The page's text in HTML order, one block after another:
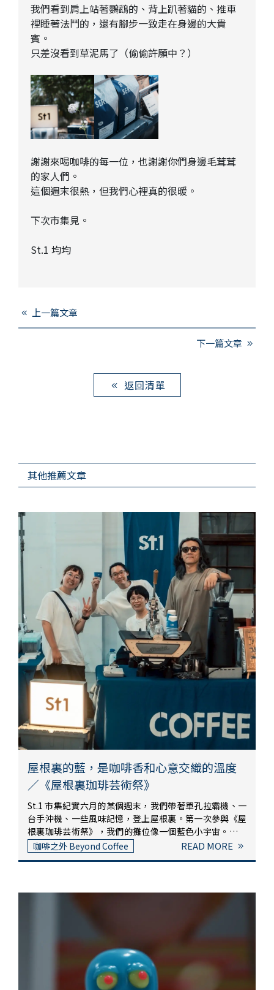
我們看到肩上站著鸚鵡的、背上趴著貓的、推車
裡睡著法鬥的，還有腳步一致走在身邊的大貴
賓。
只差沒看到草泥馬了（偷偷許願中？）
謝謝來喝咖啡的每一位，也謝謝你們身邊毛茸茸
的家人們。
這個週末很熱，但我們心裡真的很暖。
下次市集見。
St.1 均均
上一篇文章
下一篇文章
返回清單
其他推薦文章
屋根裏的藍，是咖啡香和心意交織的溫度
／《屋根裏珈琲芸術祭》
St.1 市集紀實六月的某個週末，我們帶著單孔拉霸機、一
台手沖機、一些風味記憶，登上屋根裏。第一次參與《屋
根裏珈琲芸術祭》，我們的攤位像一個藍色小宇宙。掛起
「COFFEE」布旗，擺上熟悉的磨豆機與拉霸，把麵包陸
續放進木櫃裡排得整齊又剛好，就像平常在店裡備好一個
感。拉霸出場｜把台灣豆煮成一杯義式這次，我們特別帶
了拉霸北上——感謝蕭氏貿易支援。用來煮的是我們熟悉
款飲品：美式咖啡與牛奶咖啡。拉霸的節奏像一場古典演
奏，每一下壓桿都蘊藏著力道與節制。SOE 的甜感與果
酸，在濃縮的厚度裡延展出豐富的層次，帶有純樸的清透
與尾韻的回甘。這不是標準義式的苦厚，而是一種來自土
咖啡之外 Beyond Coffee READ MORE